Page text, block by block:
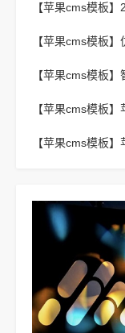
【苹果cms模板】
【苹果cms模板】
【苹果cms模板】
【苹果cms模板】
【苹果cms模板】